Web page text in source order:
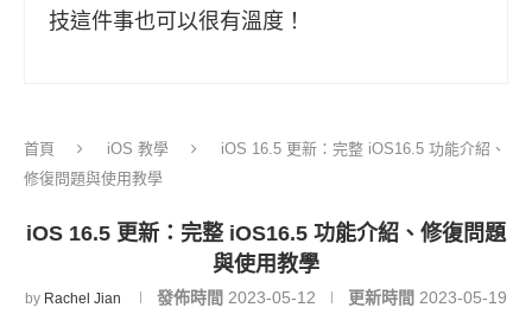
技這件事也可以很有溫度！
首頁 iOS 教學
iOS 16.5 更新：完整 iOS16.5 功能介紹、
修復問題與使用教學
iOS 16.5 更新：完整 iOS16.5 功能介紹、修復問題
與使用教學
by Rachel Jian 發佈時間 2023-05-12 更新時間 2023-05-19